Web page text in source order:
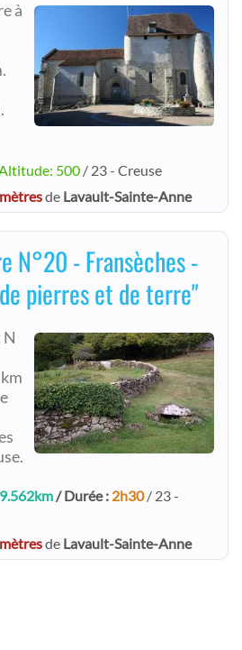
à
500 / 23 - Creuse
de Lavault-Sainte-Anne
N°20 - Fransèches -
pierres et de terre"
N
9.562km/ Durée : 2h30/ 23 -
de Lavault-Sainte-Anne